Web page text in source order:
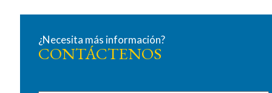
¿Necesita más información?
CONTÁCTENOS